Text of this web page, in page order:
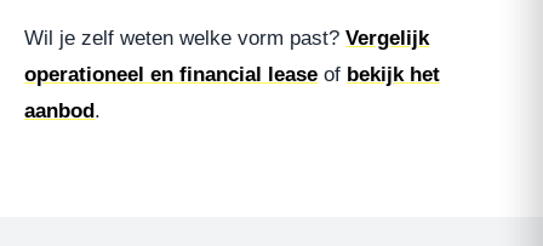
Wil je zelf weten welke vorm past? Vergelijk
operationeel en financial lease of bekijk het
aanbod.